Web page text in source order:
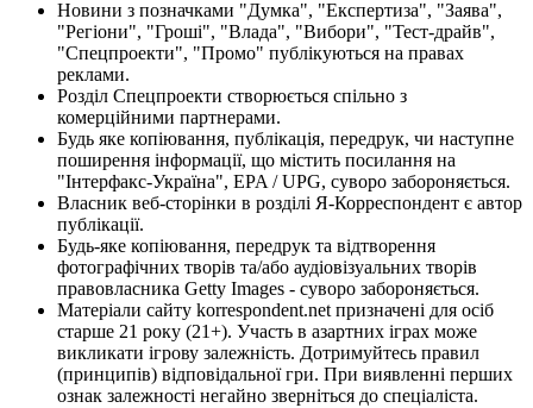
Новини з позначками "Думка", "Експертиза", "Заява",
"Регіони", "Гроші", "Влада", "Вибори", "Тест-драйв",
"Спецпроекти", "Промо" публікуються на правах
реклами.
Розділ Спецпроекти створюється спільно з
комерційними партнерами.
Будь яке копіювання, публікація, передрук, чи наступне
поширення інформації, що містить посилання на
"Інтерфакс-Україна", EPA / UPG, суворо забороняється.
Власник веб-сторінки в розділі Я-Корреспондент є автор
публікації.
Будь-яке копіювання, передрук та відтворення
фотографічних творів та/або аудіовізуальних творів
правовласника Getty Images - суворо забороняється.
Матеріали сайту korrespondent.net призначені для осіб
старше 21 року (21+). Участь в азартних іграх може
викликати ігрову залежність. Дотримуйтесь правил
(принципів) відповідальної гри. При виявленні перших
ознак залежності негайно зверніться до спеціаліста.